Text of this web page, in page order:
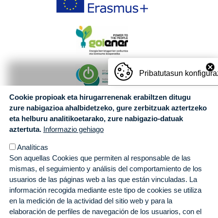
adecuadamente la frustración, y es solidario
EMOZIOEN JAKITUN
Persona que sabe transmitir sus
sentimientos, conocedor de sí mismo y de
sus emociones y buen gestor de las mismas
y que además sabe transmitir sus
experiencias, necesidades y sentimientos
ante el resto de personas de un modo natural
y comprensible .
Pribatutasun
Cookie propioak eta hirugarrenenak erabiltzen ditugu
zure nabigazioa ahalbidetzeko, gure zerbitzuak aztertzeko
eta helburu analitikoetarako, zure nabigazio-datuak
aztertuta. Informazio gehiago
Analíticas
Son aquellas Cookies que permiten al responsable de las
mismas, el seguimiento y análisis del comportamiento de los
usuarios de las páginas web a las que están vinculadas. La
información recogida mediante este tipo de cookies se utiliza
en la medición de la actividad del sitio web y para la
elaboración de perfiles de navegación de los usuarios, con el